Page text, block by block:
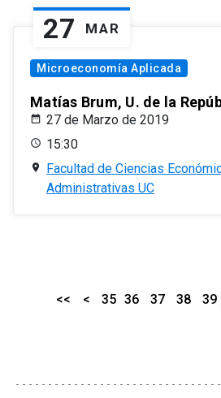
27 MAR
Microeconomía Aplicada
Matías Brum, U. de la
27 de Marzo de 2019
15:30
Facultad de Ciencias
Administrativas UC
<< < 35 36 37 38 39